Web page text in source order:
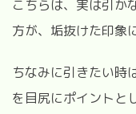
こちらは、実は引か
方が、垢抜けた印象
ちなみに引きたい時
を目尻にポイントと